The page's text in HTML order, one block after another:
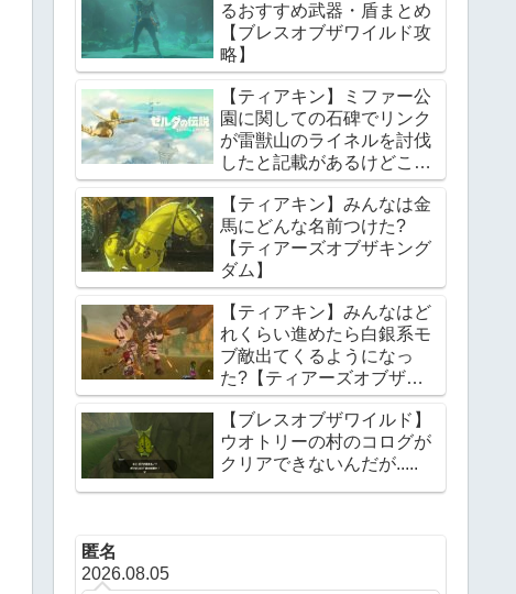
るおすすめ武器・盾まとめ
【ブレスオブザワイルド攻
略】
【ティアキン】ミファー公
園に関しての石碑でリンク
が雷獣山のライネルを討伐
したと記載があるけどこれ
っていつの話?【ティアー
ズオブザキングダム】
【ティアキン】みんなは金
馬にどんな名前つけた?
【ティアーズオブザキング
ダム】
【ティアキン】みんなはど
れくらい進めたら白銀系モ
ブ敵出てくるようになっ
た?【ティアーズオブザキ
ングダム】
【ブレスオブザワイルド】
ウオトリーの村のコログが
クリアできないんだが.....
匿名
2026.08.05